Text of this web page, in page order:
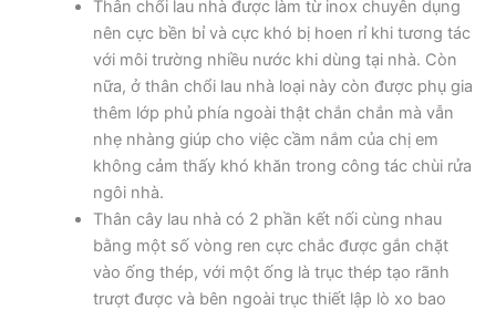
Thân chổi lau nhà được làm từ inox chuyên dụng
nên cực bền bỉ và cực khó bị hoen rỉ khi tương tác
với môi trường nhiều nước khi dùng tại nhà. Còn
nữa, ở thân chổi lau nhà loại này còn được phụ gia
thêm lớp phủ phía ngoài thật chắn chắn mà vẫn
nhẹ nhàng giúp cho việc cầm nắm của chị em
không cảm thấy khó khăn trong công tác chùi rửa
ngôi nhà.
Thân cây lau nhà có 2 phần kết nối cùng nhau
bằng một số vòng ren cực chắc được gắn chặt
vào ống thép, với một ống là trục thép tạo rãnh
trượt được và bên ngoài trục thiết lập lò xo bao